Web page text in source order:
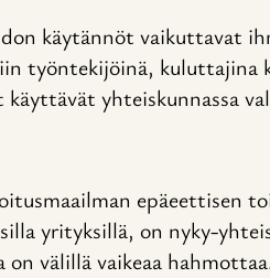
käytännöt vaikuttavat
työntekijöinä, kuluttajina
yhteiskunnassa
epäeettisen
yrityksillä, on nyky-
välillä vaikeaa